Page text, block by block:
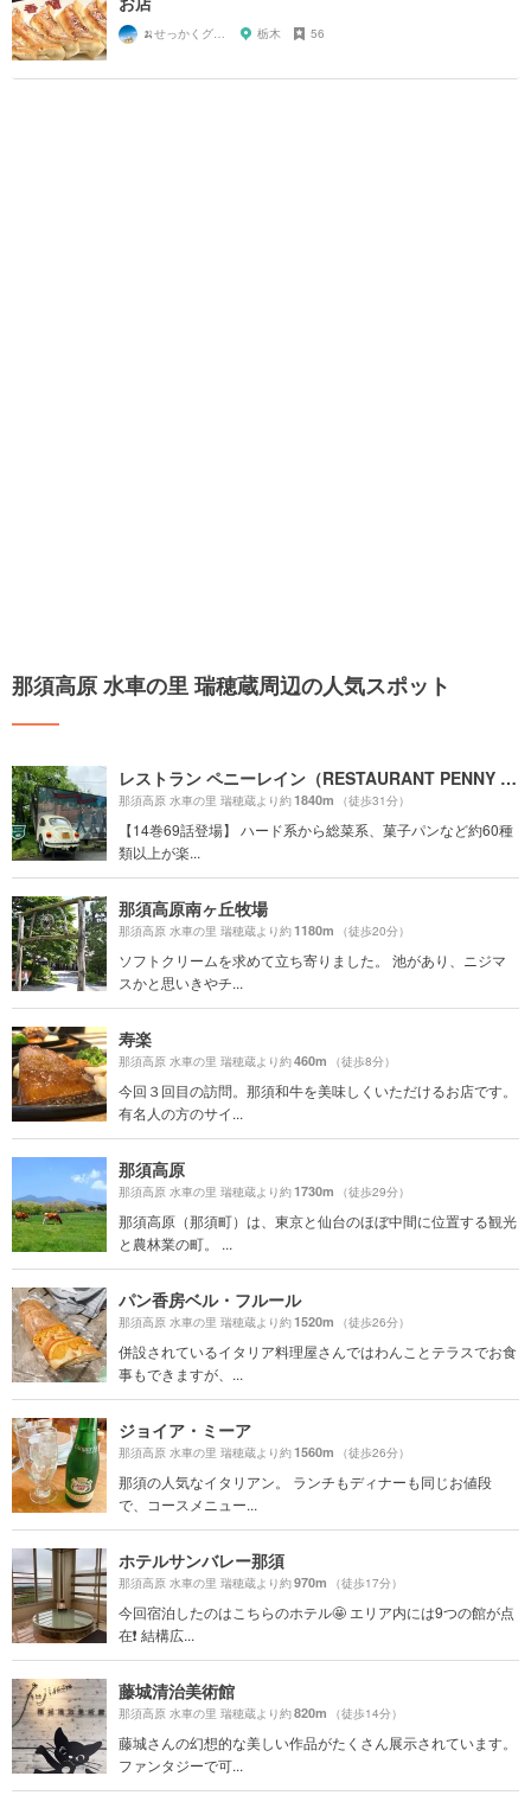
🍌せっかくグルメまにあ🍌 栃木 56
那須高原 水車の里 瑞穂蔵周辺の人気スポット
レストラン ペニーレイン（RESTAURANT PENNY LANE）那須店
那須高原 水車の里 瑞穂蔵より約1840m （徒歩31分）
【14巻69話登場】 ハード系から総菜系、菓子パンなど約60種
類以上が楽...
那須高原南ヶ丘牧場
那須高原 水車の里 瑞穂蔵より約1180m （徒歩20分）
ソフトクリームを求めて立ち寄りました。 池があり、ニジマ
スかと思いきやチ...
寿楽
那須高原 水車の里 瑞穂蔵より約460m （徒歩8分）
今回３回目の訪問。那須和牛を美味しくいただけるお店です。
有名人の方のサイ...
那須高原
那須高原 水車の里 瑞穂蔵より約1730m （徒歩29分）
那須高原（那須町）は、東京と仙台のほぼ中間に位置する観光
と農林業の町。 ...
パン香房ベル・フルール
那須高原 水車の里 瑞穂蔵より約1520m （徒歩26分）
併設されているイタリア料理屋さんではわんことテラスでお食
事もできますが、...
ジョイア・ミーア
那須高原 水車の里 瑞穂蔵より約1560m （徒歩26分）
那須の人気なイタリアン。 ランチもディナーも同じお値段
で、コースメニュー...
ホテルサンバレー那須
那須高原 水車の里 瑞穂蔵より約970m （徒歩17分）
今回宿泊したのはこちらのホテル🤩 エリア内には9つの館が点
在❗️ 結構広...
藤城清治美術館
那須高原 水車の里 瑞穂蔵より約820m （徒歩14分）
藤城さんの幻想的な美しい作品がたくさん展示されています。
ファンタジーで可...